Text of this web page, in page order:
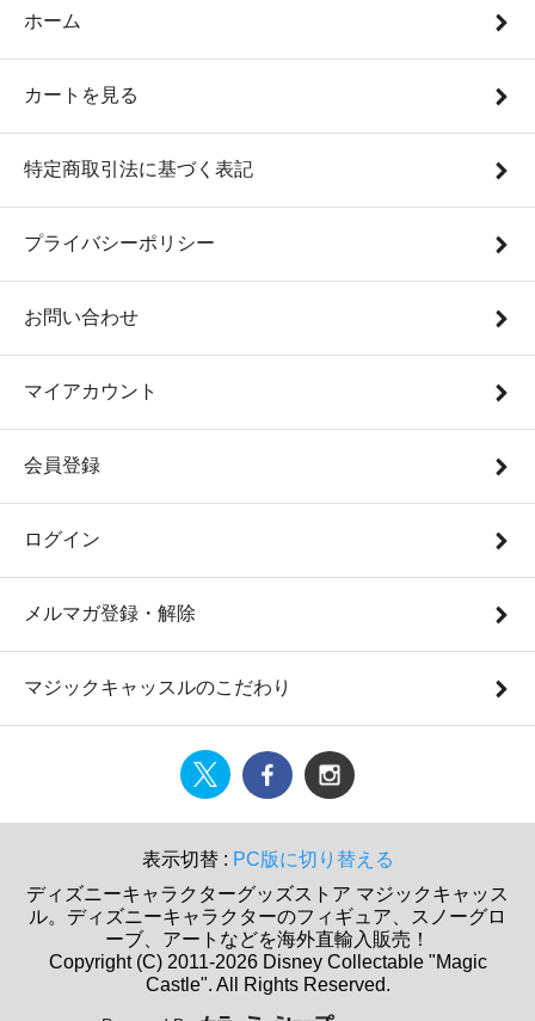
ホーム
カートを見る
特定商取引法に基づく表記
プライバシーポリシー
お問い合わせ
マイアカウント
会員登録
ログイン
メルマガ登録・解除
マジックキャッスルのこだわり
表示切替 : PC版に切り替える
ディズニーキャラクターグッズストア マジックキャッス
ル。ディズニーキャラクターのフィギュア、スノーグロ
ーブ、アートなどを海外直輸入販売！
Copyright (C) 2011-2026 Disney Collectable "Magic
Castle". All Rights Reserved.